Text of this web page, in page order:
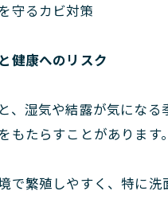
守るカビ対策
健康へのリスク
、湿気や結露が気にな
もたらすことがありま
で繁殖しやすく、特に